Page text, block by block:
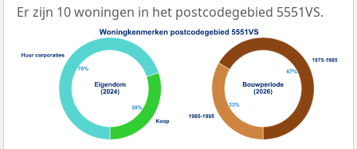
Er zijn 10 woningen in het postcodegebied 5551VS.